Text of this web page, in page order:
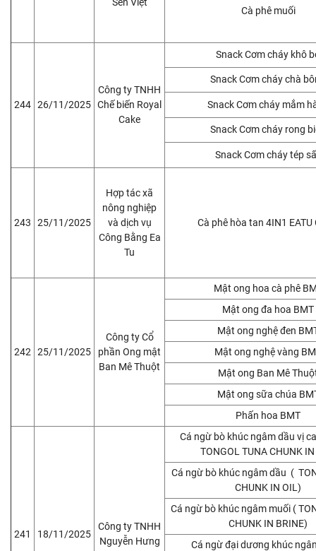
Cà phê muối
244 26/11/2025
Công ty TNHH
Chế biến Royal
Cake
Snack Cơm cháy khô
Snack Cơm cháy chà
Snack Cơm cháy mắm
Snack Cơm cháy rong
Snack Cơm cháy tép
243 25/11/2025
Hợp tác xã
nông nghiệp
và dịch vụ
Công Bằng Ea
Tu
Cà phê hòa tan 4IN1 EATU
242 25/11/2025
Công ty Cổ
phần Ong mật
Ban Mê Thuột
Mật ong hoa cà phê
Mật ong đa hoa BMT
Mật ong nghệ đen
Mật ong nghệ vàng
Mật ong Ban Mê
Mật ong sữa chúa
Phấn hoa BMT
241 18/11/2025
Công ty TNHH
Nguyễn Hưng
Cá ngừ bò khúc ngâm dầu vị
TONGOL TUNA CHUNK
Cá ngừ bò khúc ngâm dầu (
CHUNK IN OIL)
Cá ngừ bò khúc ngâm muối (
CHUNK IN BRINE)
Cá ngừ đại dương khúc